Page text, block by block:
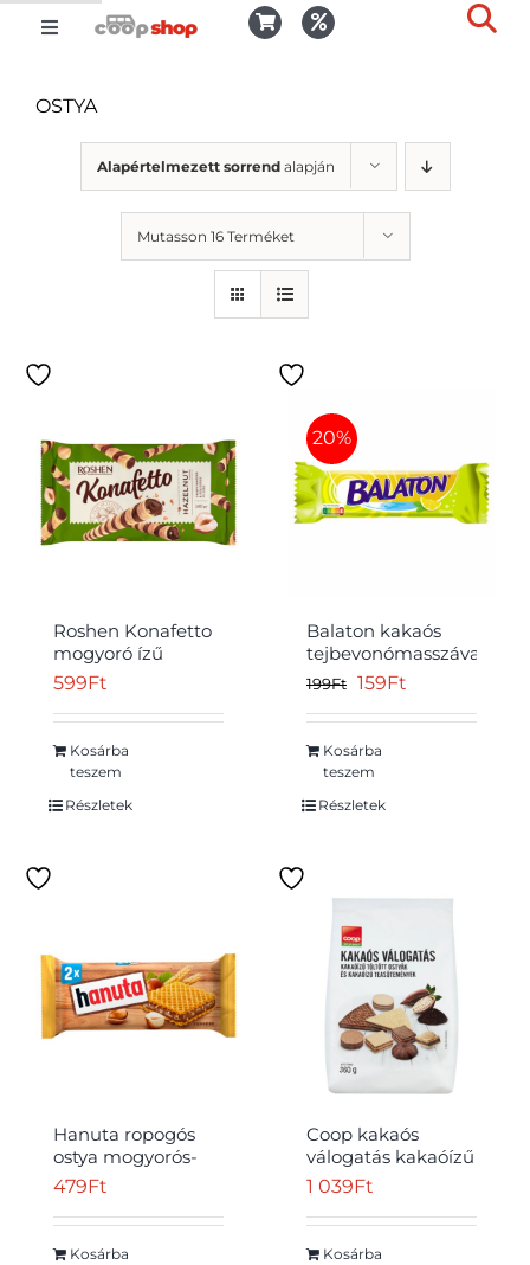
Kihagyás
Toggle
Bejelentkezés
Átvétel
Termékek
OSTYA
Alapértelmezett sorrendalapján
Mutasson 16 Terméket
Roshen Konafetto
mogyoró ízű
krémmel töltött
599Ft
Kosárba
teszem
Részletek
20%
Balaton kakaós
tejbevonómasszával
mártott, citromízű
ostya 27 g
199Ft Original
price
was:
199Ft.
159Ft
price
Kosárba
teszem
Részletek
Hanuta ropogós
ostya mogyorós-
kakaós töltelékkel
479Ft
Kosárba
Coop kakaós
válogatás kakaóízű
töltött ostyák és
teasütemények
360 g
1 039Ft
Kosárba